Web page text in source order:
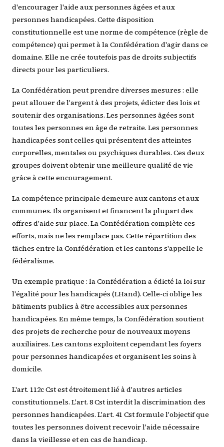
d'encourager l'aide aux personnes âgées et aux
personnes handicapées. Cette disposition
constitutionnelle est une norme de compétence (règle de
compétence) qui permet à la Confédération d'agir dans ce
domaine. Elle ne crée toutefois pas de droits subjectifs
directs pour les particuliers.
La Confédération peut prendre diverses mesures : elle
peut allouer de l'argent à des projets, édicter des lois et
soutenir des organisations. Les personnes âgées sont
toutes les personnes en âge de retraite. Les personnes
handicapées sont celles qui présentent des atteintes
corporelles, mentales ou psychiques durables. Ces deux
groupes doivent obtenir une meilleure qualité de vie
grâce à cette encouragement.
La compétence principale demeure aux cantons et aux
communes. Ils organisent et financent la plupart des
offres d'aide sur place. La Confédération complète ces
efforts, mais ne les remplace pas. Cette répartition des
tâches entre la Confédération et les cantons s'appelle le
fédéralisme.
Un exemple pratique : la Confédération a édicté la loi sur
l'égalité pour les handicapés (LHand). Celle-ci oblige les
bâtiments publics à être accessibles aux personnes
handicapées. En même temps, la Confédération soutient
des projets de recherche pour de nouveaux moyens
auxiliaires. Les cantons exploitent cependant les foyers
pour personnes handicapées et organisent les soins à
domicile.
L'art. 112c Cst est étroitement lié à d'autres articles
constitutionnels. L'art. 8 Cst interdit la discrimination des
personnes handicapées. L'art. 41 Cst formule l'objectif que
toutes les personnes doivent recevoir l'aide nécessaire
dans la vieillesse et en cas de handicap.